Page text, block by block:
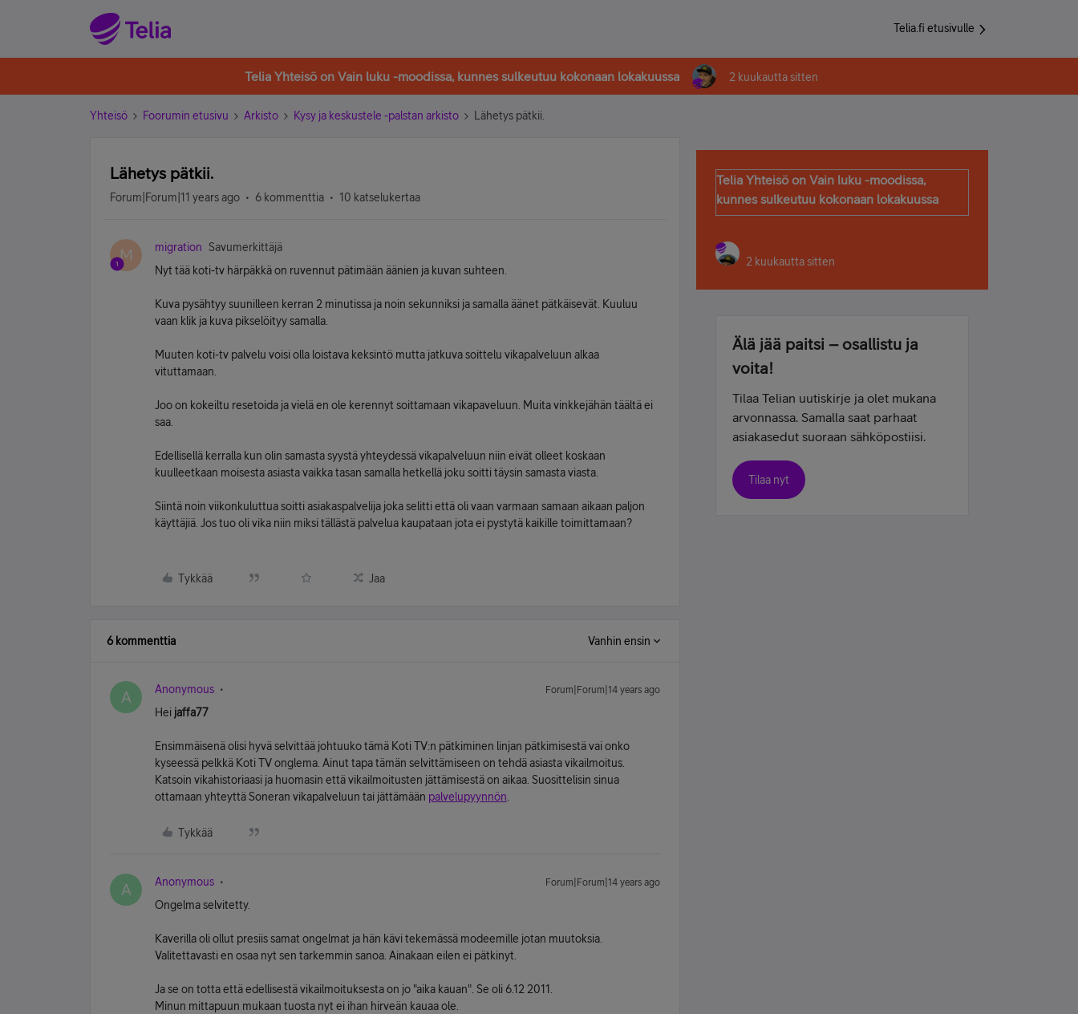
Telia.fi etusivulle
Telia Yhteisö on Vain luku -moodissa, kunnes sulkeutuu kokonaan lokakuussa 2 kuukautta sitten
Yhteisö Foorumin etusivu Arkisto Kysy ja keskustele -palstan arkisto Lähetys pätkii.
Lähetys pätkii.
Forum|Forum|11 years ago 6 kommenttia 10 katselukertaa
M migration
Savumerkittäjä
Nyt tää koti-tv härpäkkä on ruvennut pätimään äänien ja kuvan suhteen.
Kuva pysähtyy suunilleen kerran 2 minutissa ja noin sekunniksi ja samalla äänet pätkäisevät. Kuuluu
vaan klik ja kuva pikselöityy samalla.
Muuten koti-tv palvelu voisi olla loistava keksintö mutta jatkuva soittelu vikapalveluun alkaa
vituttamaan.
Joo on kokeiltu resetoida ja vielä en ole kerennyt soittamaan vikapaveluun. Muita vinkkejähän täältä ei
saa.
Edellisellä kerralla kun olin samasta syystä yhteydessä vikapalveluun niin eivät olleet koskaan
kuulleetkaan moisesta asiasta vaikka tasan samalla hetkellä joku soitti täysin samasta viasta.
Siintä noin viikonkuluttua soitti asiakaspalvelija joka selitti että oli vaan varmaan samaan aikaan paljon
käyttäjiä. Jos tuo oli vika niin miksi tällästä palvelua kaupataan jota ei pystytä kaikille toimittamaan?
Tykkää Jaa
6 kommenttia Vanhin ensin
A Anonymous Forum|Forum|14 years ago
Hei jaffa77
Ensimmäisenä olisi hyvä selvittää johtuuko tämä Koti TV:n pätkiminen linjan pätkimisestä vai onko
kyseessä pelkkä Koti TV onglema. Ainut tapa tämän selvittämiseen on tehdä asiasta vikailmoitus.
Katsoin vikahistoriaasi ja huomasin että vikailmoitusten jättämisestä on aikaa. Suosittelisin sinua
ottamaan yhteyttä Soneran vikapalveluun tai jättämään palvelupyynnön
Tykkää
A Anonymous Forum|Forum|14 years ago
Ongelma selvitetty.
Kaverilla oli ollut presiis samat ongelmat ja hän kävi tekemässä modeemille jotan muutoksia.
Valitettavasti en osaa nyt sen tarkemmin sanoa. Ainakaan eilen ei pätkinyt.
Ja se on totta että edellisestä vikailmoituksesta on jo "aika kauan". Se oli 6.12 2011.
Minun mittapuun mukaan tuosta nyt ei ihan hirveän kauaa ole.
Telia Yhteisö on Vain luku -moodissa,
kunnes sulkeutuu kokonaan lokakuussa
2 kuukautta sitten
Älä jää paitsi – osallistu ja
voita!
Tilaa Telian uutiskirje ja olet mukana
arvonnassa. Samalla saat parhaat
asiakasedut suoraan sähköpostiisi.
Tilaa nyt